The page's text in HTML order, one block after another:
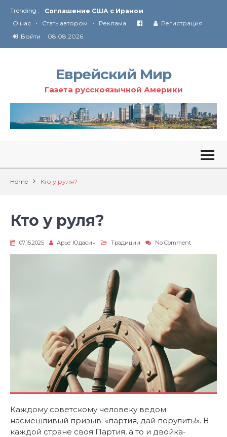
Trending :
Соглашение США с Ираном
Технология Революции в Иране
О нас • Стать автором • Реклама
Регистрация
Войти
08.08.2026
Еврейский Мир
Газета русскоязычной Америки
Home Кто у руля?
Кто у руля?
07.15.2025 Арье Юдасин Традиции No Commenton
Каждому советскому человеку ведом
насмешливый призыв: «партия, дай порулить!». В
каждой стране своя Партия, а то и двойка-